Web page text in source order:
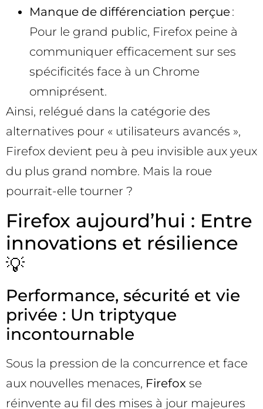
Manque de différenciation perçue:
Pour le grand public, Firefox peine à
communiquer efficacement sur ses
spécificités face à un Chrome
omniprésent.
Ainsi, relégué dans la catégorie des
alternatives pour « utilisateurs avancés »,
Firefox devient peu à peu invisible aux yeux
du plus grand nombre. Mais la roue
pourrait-elle tourner ?
Firefox aujourd’hui : Entre
innovations et résilience
💡
Performance, sécurité et vie
privée : Un triptyque
incontournable
Sous la pression de la concurrence et face
aux nouvelles menaces, Firefox se
réinvente au fil des mises à jour majeures